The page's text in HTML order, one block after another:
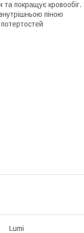
та покращує кровообіг.
піною
Lumi